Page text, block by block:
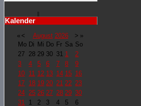
Kalender
« < August 2026 > »
Mo Di Mi Do Fr Sa So
27 28 29 30 31 1
2
3
4 5 6 7 8
9
10 11 12 13 14 15 16
17 18 19 20 21 22 23
24 25 26 27 28 29 30
31 1 2 3 4 5 6